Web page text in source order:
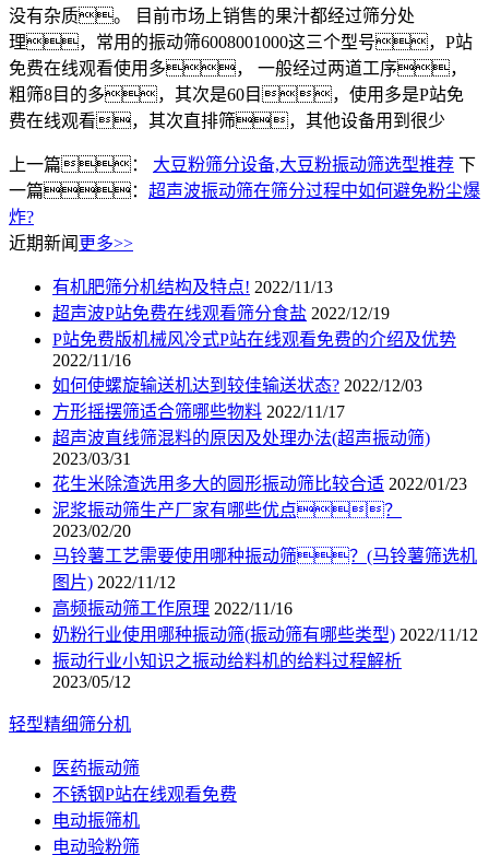
没有杂质。 目前市场上销售的果汁都经过筛分处
理，常用的振动筛6008001000这三个型号，P站
免费在线观看使用多， 一般经过两道工序，
粗筛8目的多，其次是60目，使用多是P站免
费在线观看，其次直排筛，其他设备用到很少
上一篇： 大豆粉筛分设备,大豆粉振动筛选型推荐 下
一篇： 超声波振动筛在筛分过程中如何避免粉尘爆
炸?
近期新闻 更多>>
有机肥筛分机结构及特点! 2022/11/13
超声波P站免费在线观看筛分食盐 2022/12/19
P站免费版机械风冷式P站在线观看免费的介绍及优势
2022/11/16
如何使螺旋输送机达到较佳输送状态? 2022/12/03
方形摇摆筛适合筛哪些物料 2022/11/17
超声波直线筛混料的原因及处理办法(超声振动筛)
2023/03/31
花生米除渣选用多大的圆形振动筛比较合适 2022/01/23
泥浆振动筛生产厂家有哪些优点？
2023/02/20
马铃薯工艺需要使用哪种振动筛？(马铃薯筛选机
图片) 2022/11/12
高频振动筛工作原理 2022/11/16
奶粉行业使用哪种振动筛(振动筛有哪些类型) 2022/11/12
振动行业小知识之振动给料机的给料过程解析
2023/05/12
轻型精细筛分机
医药振动筛
不锈钢P站在线观看免费
电动振筛机
电动验粉筛